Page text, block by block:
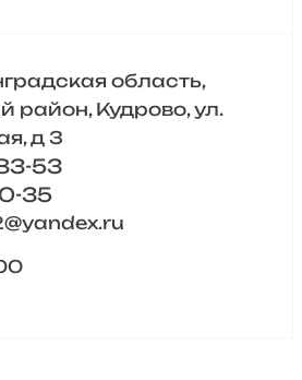
область,
район, Кудрово, ул.
д 3
53
35